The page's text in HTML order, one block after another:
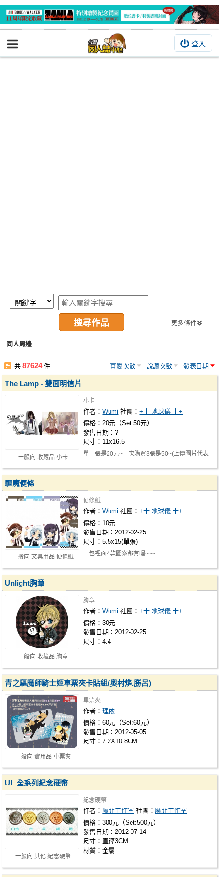
登入
BOOKY書集倉庫
繪圖藝廊
交流中心
攤位轉讓區
會員功能選單
註冊會員
登入
更多條件
同人周邊
共87624件 喜愛次數 說讚次數 發表日期
一般向 收藏品 小卡
The Lamp - 雙面明信片
小卡
作者：Wumi 社團：+十 地球儀 十+
價格：20元（Set:50元）
發售日期：?
尺寸：11x16.5
單一張是20元~一次購買3張是50~(上傳圖片代表
一般向 文具用品 便條紙
驅魔便條
便條紙
作者：Wumi 社團：+十 地球儀 十+
價格：10元
發售日期：2012-02-25
尺寸：5.5x15(單張)
一包裡面4款圖案都有喔~~~
一般向 收藏品 胸章
Unlight胸章
胸章
作者：Wumi 社團：+十 地球儀 十+
價格：30元
發售日期：2012-02-25
尺寸：4.4
一般向 實用品 車票夾
青之驅魔師騎士姬車票夾卡貼組(奧村燐.勝呂)
車票夾
作者：理依
價格：60元（Set:60元）
發售日期：2012-05-05
尺寸：7.2X10.8CM
一般向 其他 紀念硬幣
UL 全系列紀念硬幣
紀念硬幣
作者： 魔菲工作室 社團： 魔菲工作室
價格：300元（Set:500元）
發售日期：2012-07-14
尺寸：直徑3CM
材質：金屬